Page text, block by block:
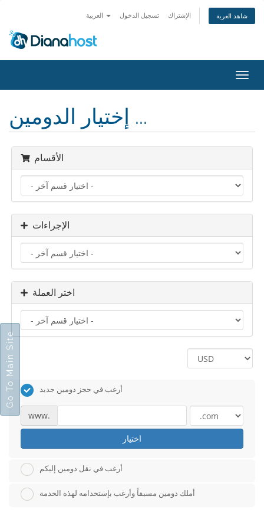
تسجيل الدخول الإشتراك شاهد العربة
تبديل
التنقل
إختيار الدومين ...
الأقسام
الإجراءات
اختر العملة
أرغب في حجز دومين جديد
www.
اختيار
أرغب في نقل دومين إليكم
أملك دومين مسبقاً وأرغب بإستخدامه لهذه الخدمة
Go To Main Site